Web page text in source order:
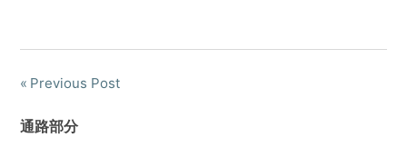
Previous Post
通路部分